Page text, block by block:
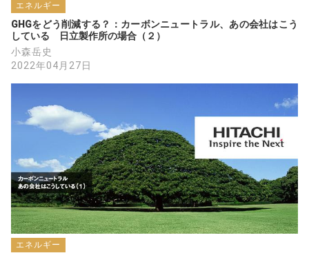
エネルギー
GHGをどう削減する？：カーボンニュートラル、あの会社はこう
している　日立製作所の場合（２）
小森岳史
2022年04月27日
エネルギー